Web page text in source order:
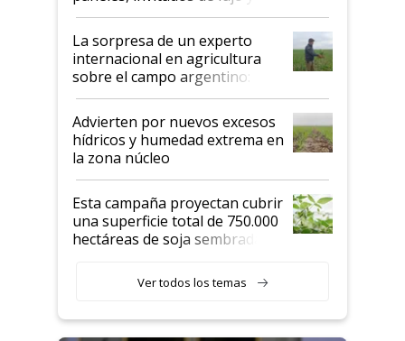
todas las tendencias
La sorpresa de un experto
internacional en agricultura
sobre el campo argentino:
"Estoy muy impresionado"
Advierten por nuevos excesos
hídricos y humedad extrema en
la zona núcleo
Esta campaña proyectan cubrir
una superficie total de 750.000
hectáreas de soja sembradas
variedades que marcan un
salto tecnológico en genética y
Ver todos los temas